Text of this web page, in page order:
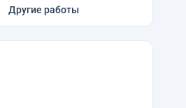
Другие работы